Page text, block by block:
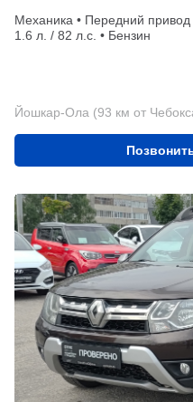
Механика • Передний привод
1.6 л. / 82 л.с. • Бензин
Йошкар-Ола (93 км от